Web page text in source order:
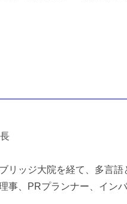
リッジ大院を経て、多言
事、PRプランナー、イン